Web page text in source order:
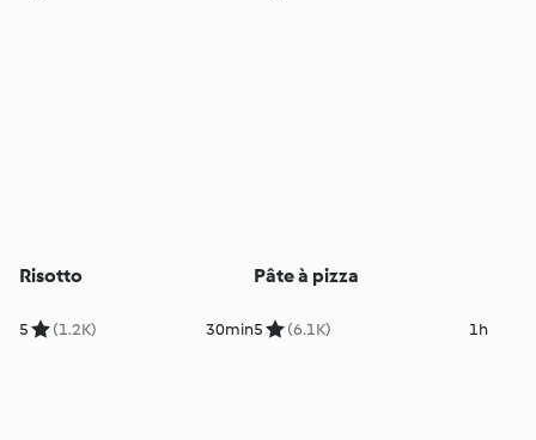
Risotto
5 (1.2K) 30min
Pâte à pizza
5 (6.1K) 1h